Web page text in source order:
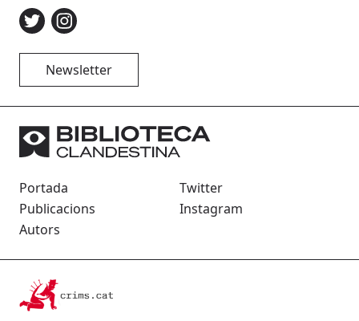
Newsletter
Portada
Publicacions
Autors
Twitter
Instagram